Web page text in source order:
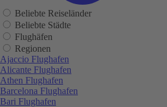
Beliebte Reiseländer
Beliebte Städte
Flughäfen
Regionen
Ajaccio Flughafen
Alicante Flughafen
Athen Flughafen
Barcelona Flughafen
Bari Flughafen